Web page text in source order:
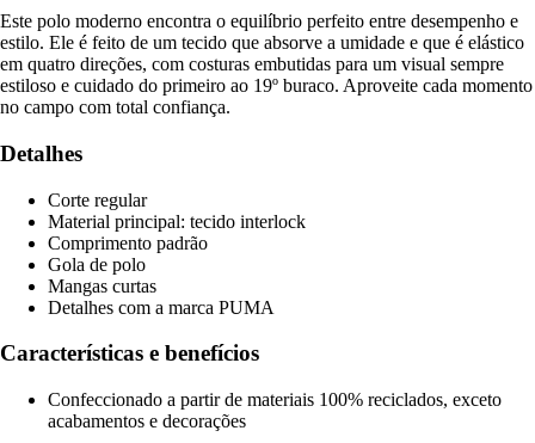
Este polo moderno encontra o equilíbrio perfeito entre desempenho e
estilo. Ele é feito de um tecido que absorve a umidade e que é elástico
em quatro direções, com costuras embutidas para um visual sempre
estiloso e cuidado do primeiro ao 19º buraco. Aproveite cada momento
no campo com total confiança.
Detalhes
Corte regular
Material principal: tecido interlock
Comprimento padrão
Gola de polo
Mangas curtas
Detalhes com a marca PUMA
Características e benefícios
Confeccionado a partir de materiais 100% reciclados, exceto
acabamentos e decorações